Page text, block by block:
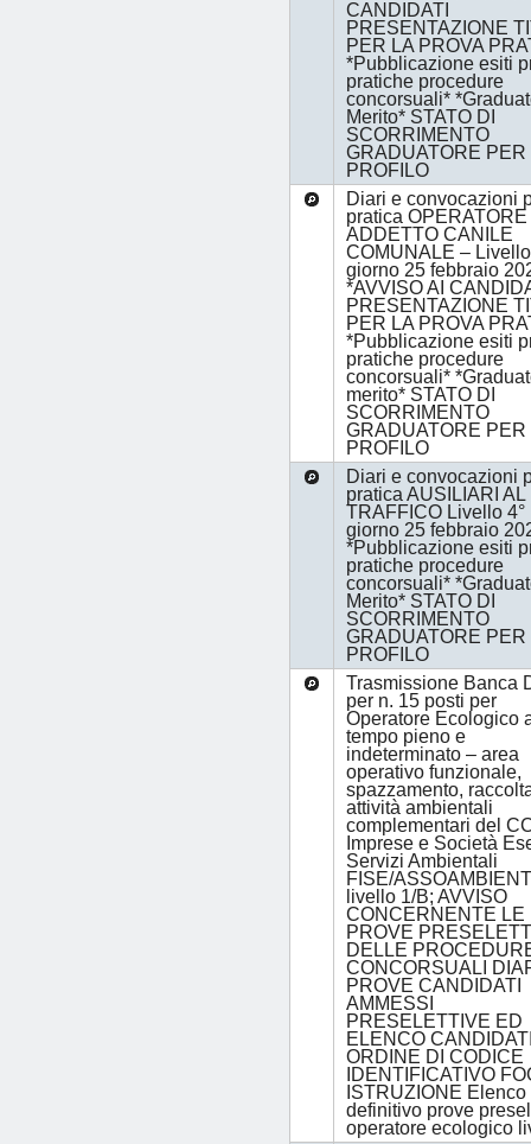
CANDIDATI
PRESENTAZIONE
PER LA PROVA
*Pubblicazione esiti
pratiche procedure
concorsuali*
Merito* STATO DI
SCORRIMENTO
GRADUATORE PER
PROFILO
Diari e convocazioni
pratica OPERATORE
ADDETTO CANILE
COMUNALE –
giorno 25 febbraio
*AVVISO AI
PRESENTAZIONE
PER LA PROVA
*Pubblicazione esiti
pratiche procedure
concorsuali*
merito* STATO DI
SCORRIMENTO
GRADUATORE PER
PROFILO
Diari e convocazioni
pratica AUSILIARI AL
TRAFFICO Livello 4°
giorno 25 febbraio
*Pubblicazione esiti
pratiche procedure
concorsuali*
Merito* STATO DI
SCORRIMENTO
GRADUATORE PER
PROFILO
Trasmissione Banca
per n. 15 posti per
Operatore Ecologico
tempo pieno e
indeterminato – area
operativo funzionale,
spazzamento,
attività ambientali
complementari del
Imprese e Società
Servizi Ambientali
FISE/
livello 1/B; AVVISO
CONCERNENTE LE
PROVE
DELLE
CONCORSUALI
PROVE CANDIDATI
AMMESSI
PRESELETTIVE ED
ELENCO
ORDINE DI CODICE
IDENTIFICATIVO
ISTRUZIONE Elenco
definitivo prove
operatore ecologico